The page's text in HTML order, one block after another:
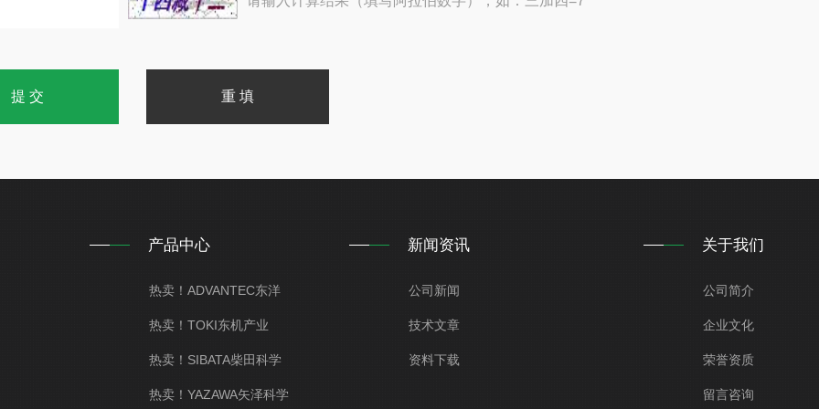
产品中心
热卖！ADVANTEC东洋
热卖！TOKI东机产业
热卖！SIBATA柴田科学
热卖！YAZAWA矢泽科学
新闻资讯
公司新闻
技术文章
资料下载
关于我们
公司简介
企业文化
荣誉资质
留言咨询